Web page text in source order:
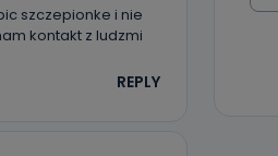
oraz uzyskania ich kopii, a
ich przetwarzania oraz prawo
będą przechowywane?
szczepionke i nie
kontakt z ludzmi
REPLY